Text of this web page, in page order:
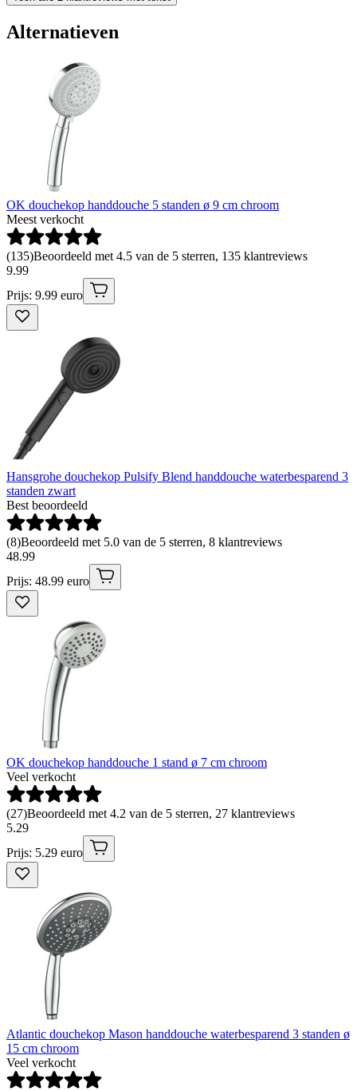
Alternatieven
OK douchekop handdouche 5 standen ø 9 cm chroom
Meest verkocht
(135)Beoordeeld met 4.5 van de 5 sterren, 135 klantreviews
9.99
Prijs: 9.99 euro
Hansgrohe douchekop Pulsify Blend handdouche waterbesparend 3
standen zwart
Best beoordeeld
(8)Beoordeeld met 5.0 van de 5 sterren, 8 klantreviews
48.99
Prijs: 48.99 euro
OK douchekop handdouche 1 stand ø 7 cm chroom
Veel verkocht
(27)Beoordeeld met 4.2 van de 5 sterren, 27 klantreviews
5.29
Prijs: 5.29 euro
Atlantic douchekop Mason handdouche waterbesparend 3 standen ø
15 cm chroom
Veel verkocht